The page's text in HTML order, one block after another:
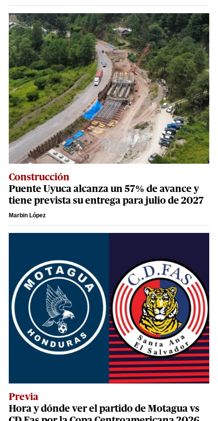
Construcción
Puente Uyuca alcanza un 57% de avance y
tiene prevista su entrega para julio de 2027
Marbin López
Previa
Hora y dónde ver el partido de Motagua vs